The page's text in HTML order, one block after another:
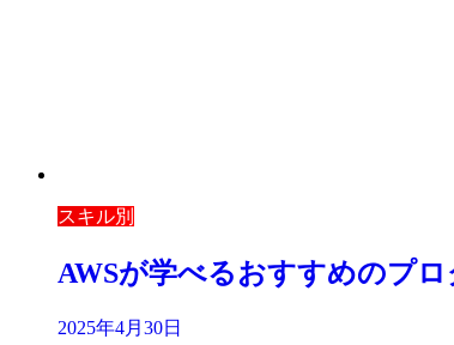
スキル別
AWSが学べるおすすめのプ
2025年4月30日